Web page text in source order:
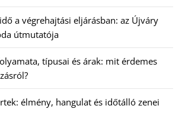
a végrehajtási eljárásban: az Újváry
útmutatója
típusai és árak: mit érdemes
élmény, hangulat és időtálló zenei